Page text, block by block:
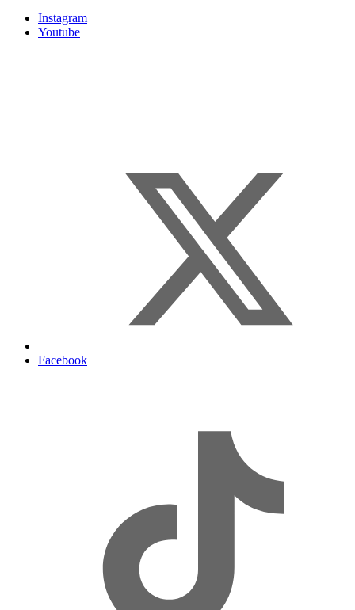
Instagram
Youtube
Facebook